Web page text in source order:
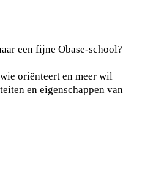
een fijne Obase-school?
oriënteert en meer wil
en eigenschappen van